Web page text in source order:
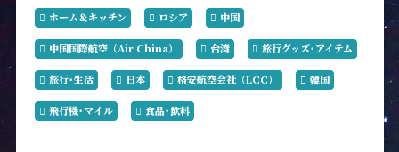
ホーム＆キッチン ロシア 中国
中国国際航空（Air China） 台湾 旅行グッズ･アイテム
旅行･生活 日本 格安航空会社（LCC） 韓国
飛行機･マイル 食品･飲料